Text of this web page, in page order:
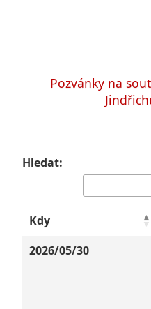
Pozvánky na
Hledat:
Kdy
2026/05/30